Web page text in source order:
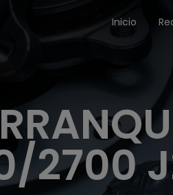
Inicio
2700